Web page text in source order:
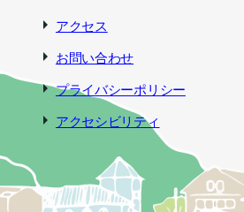
アクセス
お問い合わせ
プライバシーポリシー
アクセシビリティ